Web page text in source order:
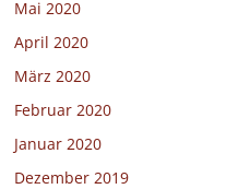
Mai 2020
April 2020
März 2020
Februar 2020
Januar 2020
Dezember 2019